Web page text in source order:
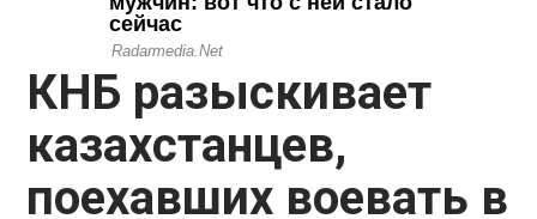
КНБ разыскивает
казахстанцев,
поехавших воевать в